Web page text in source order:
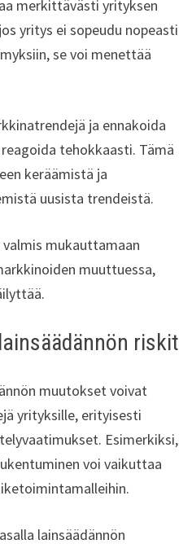
merkittävästi yrityksen
yritys ei sopeudu nopeasti
se voi menettää
ja ennakoida
tehokkaasti. Tämä
keräämistä ja
uusista trendeistä.
mukauttamaan
muuttuessa,
riskit
muutokset voivat
yrityksille, erityisesti
Esimerkiksi,
voi vaikuttaa
lainsäädännön